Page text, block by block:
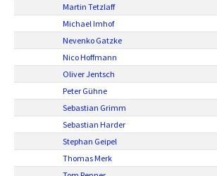
Martin Tetzlaff
Michael Imhof
Nevenko Gatzke
Nico Hoffmann
Oliver Jentsch
Peter Gühne
Sebastian Grimm
Sebastian Harder
Stephan Geipel
Thomas Merk